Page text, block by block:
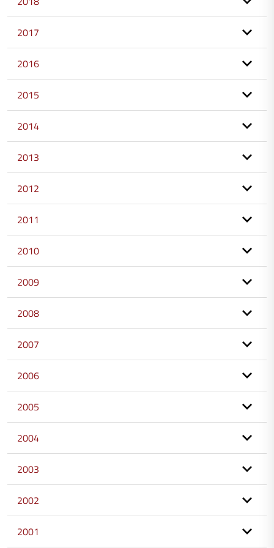
2017
2016
2015
2014
2013
2012
2011
2010
2009
2008
2007
2006
2005
2004
2003
2002
2001